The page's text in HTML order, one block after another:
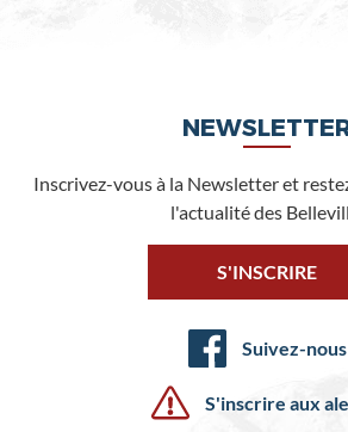
Inscrivez-vous à la Newsletter et
l'actualité des
S'INSCRIRE
Suivez-nous
S'inscrire aux